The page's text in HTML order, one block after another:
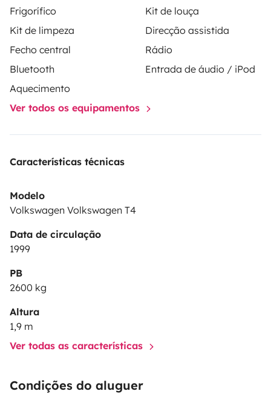
playlist ideal para a vossa roadtrip. Queremos ajudar a
criar boas memórias e proporcionar-te os melhores
momentos.
Frigorífico
Kit de louça
Kit de limpeza
Direcção assistida
Fecho central
Rádio
Bluetooth
Entrada de áudio / iPod
Aquecimento
Ver todos os equipamentos
Características técnicas
Modelo
Volkswagen Volkswagen T4
Data de circulação
1999
PB
2600 kg
Altura
1,9 m
Ver todas as características
Condições do aluguer